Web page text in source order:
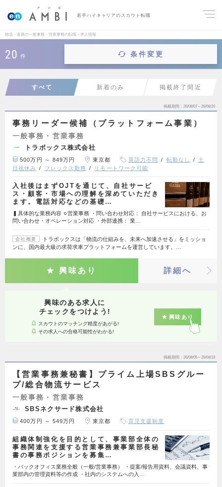
若手ハイキャリアのスカウト転職
物流・倉庫の一般事務・営業事務の転職・求人情報
20 件 条件変更
すべて 新着のみ 掲載終了間近
掲載期間 26/08/07～26/08/20
事務リーダー候補（プラットフォーム事業）
一般事務・営業事務
トラボックス株式会社
500万円 ～ 849万円 東京都 英語力不問 転勤なし
土
日祝休み
フレックス勤務 リモートワーク可能
入社後はまずOJTを通じて、自社サービ
ス・顧客・市場への理解を深めていただき
ます。電話対応などの基礎…
▍具体的な業務内容 ⚪︎営業事務 ・問い合わせ対応： 自社サービスにおける、お
問い合わせ・オペレーション対応 ・外部連携： 業…
会社概要
トラボックスは「物流の仕組みを、未来へ加速させる」をミッショ
ンに、国内最大級の求荷求車プラットフォームを運営しています。…
興味あり 詳細へ
興味のある求人に
チェックをつけよう!
スカウトのマッチング精度があがる!
その求人への合格可能性がわかる!
興味あり
掲載期間 26/08/05～26/08/18
【営業事務兼秘書】プライム上場SBSグルー
プ/総合物流サービス
一般事務・営業事務
SBSネクサード株式会社
400万円 ～ 549万円 東京都 育児支援制度
組織体制強化を目的として、事業部全体の
事務関連を支援する営業事務兼事業部長秘
書の事務ポジションを募集…
・バックオフィス業務全般（一般/営業事務） ・提案/報告用資料、会議資料、事
業部内の管理資料等の作成 ・社内のシステムへの入…